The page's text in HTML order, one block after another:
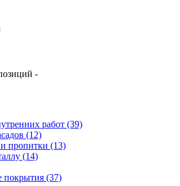
-
работ (39)
(12)
пропитки (13)
(14)
покрытия (37)